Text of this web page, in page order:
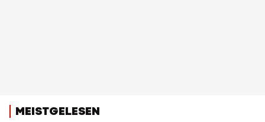
MEISTGELESEN